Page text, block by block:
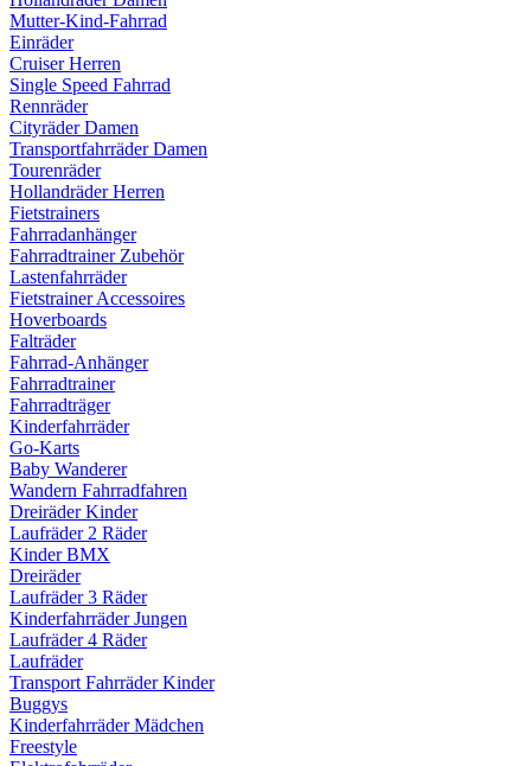
Mutter-Kind-Fahrrad
Einräder
Cruiser Herren
Single Speed Fahrrad
Rennräder
Cityräder Damen
Transportfahrräder Damen
Tourenräder
Hollandräder Herren
Fietstrainers
Fahrradanhänger
Fahrradtrainer Zubehör
Lastenfahrräder
Fietstrainer Accessoires
Hoverboards
Falträder
Fahrrad-Anhänger
Fahrradtrainer
Fahrradträger
Kinderfahrräder
Go-Karts
Baby Wanderer
Wandern Fahrradfahren
Dreiräder Kinder
Laufräder 2 Räder
Kinder BMX
Dreiräder
Laufräder 3 Räder
Kinderfahrräder Jungen
Laufräder 4 Räder
Laufräder
Transport Fahrräder Kinder
Buggys
Kinderfahrräder Mädchen
Freestyle